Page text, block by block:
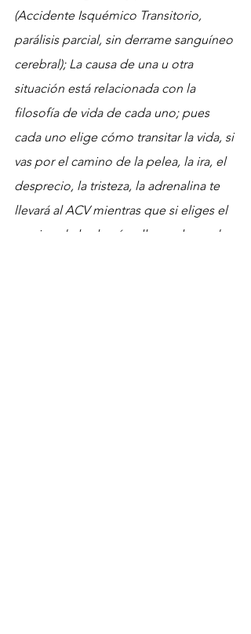
(Accidente Isquémico Transitorio,
parálisis parcial, sin derrame sanguíneo
cerebral); La causa de una u otra
situación está relacionada con la
filosofía de vida de cada uno; pues
cada uno elige cómo transitar la vida, si
vas por el camino de la pelea, la ira, el
desprecio, la tristeza, la adrenalina te
llevará al ACV mientras que si eliges el
camino de la alegría, ella con la ayuda